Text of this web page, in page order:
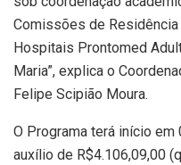
Comissões de Residência
Hospitais Prontomed
Maria”, explica o
Felipe Scipião Moura.
O Programa terá início
auxílio de R$4.106,09,00